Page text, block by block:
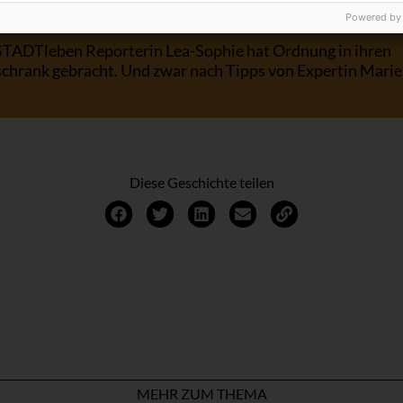
Reporterin Lea-Sophie hat Ordnung in ihren
gebracht. Und zwar nach Tipps von Expertin
Diese Geschichte teilen
MEHR ZUM THEMA
Powered by